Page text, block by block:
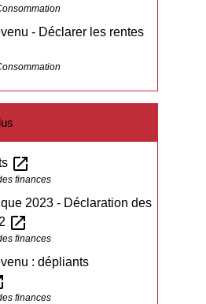
- Déclarer les rentes
open_in_new
finances
2023 - Déclaration des
open_in_new
finances
: dépliants
finances